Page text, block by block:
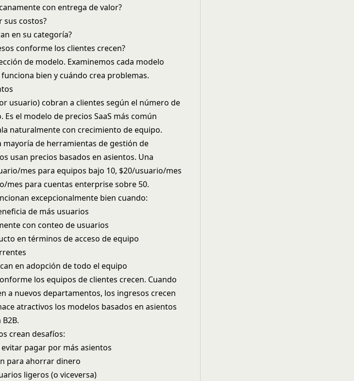
con entrega de valor?
sus costos?
en su categoría?
conforme los clientes crecen?
de modelo. Examinemos cada modelo
bien y cuándo crea problemas.
usuario) cobran a clientes según el número de
el modelo de precios SaaS más común
naturalmente con crecimiento de equipo.
mayoría de herramientas de gestión de
usan precios basados en asientos. Una
mes para equipos bajo 10, $20/usuario/mes
mes paracuentas enterprisesobre 50.
excepcionalmente bien cuando:
de más usuarios
con conteo de usuarios
en términos de acceso de equipo
en adopción de todo el equipo
los equipos de clientes crecen. Cuando
a nuevos departamentos, los ingresos crecen
atractivos los modelos basados en asientos
crean desafíos:
pagar por más asientos
para ahorrar dinero
ligeros (o viceversa)